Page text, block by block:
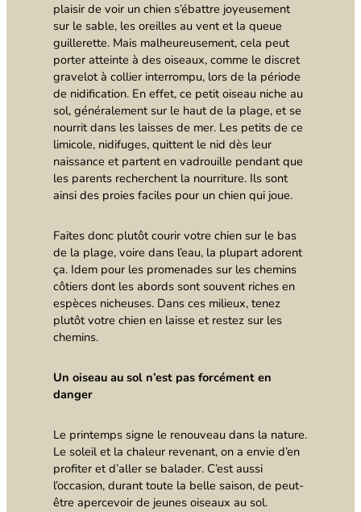
plaisir de voir un chien s’ébattre joyeusement
sur le sable, les oreilles au vent et la queue
guillerette. Mais malheureusement, cela peut
porter atteinte à des oiseaux, comme le discret
gravelot à collier interrompu, lors de la période
de nidification. En effet, ce petit oiseau niche au
sol, généralement sur le haut de la plage, et se
nourrit dans les laisses de mer. Les petits de ce
limicole, nidifuges, quittent le nid dès leur
naissance et partent en vadrouille pendant que
les parents recherchent la nourriture. Ils sont
ainsi des proies faciles pour un chien qui joue.
Faites donc plutôt courir votre chien sur le bas
de la plage, voire dans l’eau, la plupart adorent
ça. Idem pour les promenades sur les chemins
côtiers dont les abords sont souvent riches en
espèces nicheuses. Dans ces milieux, tenez
plutôt votre chien en laisse et restez sur les
chemins.
Un oiseau au sol n’est pas forcément en
danger
Le printemps signe le renouveau dans la nature.
Le soleil et la chaleur revenant, on a envie d’en
profiter et d’aller se balader. C’est aussi
l’occasion, durant toute la belle saison, de peut-
être apercevoir de jeunes oiseaux au sol.